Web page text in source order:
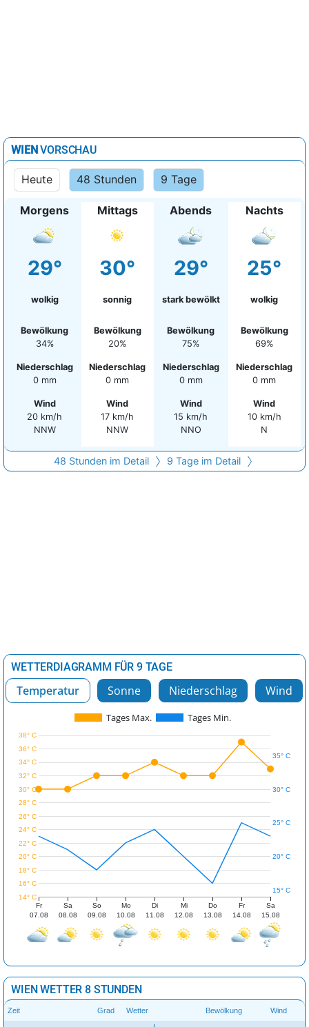
WIENVORSCHAU
Heute 48 Stunden 9 Tage
Morgens
29°
wolkig
Bewölkung
34%
Niederschlag
0 mm
Wind
20 km/h
NNW
Mittags
30°
sonnig
Bewölkung
20%
Niederschlag
0 mm
Wind
17 km/h
NNW
Abends
29°
stark bewölkt
Bewölkung
75%
Niederschlag
0 mm
Wind
15 km/h
NNO
Nachts
25°
wolkig
Bewölkung
69%
Niederschlag
0 mm
Wind
10 km/h
N
48 Stunden im Detail 9 Tage im Detail
WETTERDIAGRAMM FÜR 9 TAGE
Temperatur Sonne Niederschlag Wind
Tages Max. Tages Min.
Fr Sa So Mo Di Mi Do Fr Sa
WIEN WETTER 8 STUNDEN
Zeit Grad Wetter Bewölkung Wind